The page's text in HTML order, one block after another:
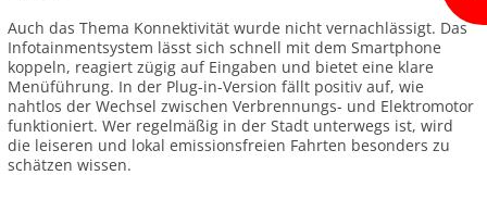
Auch das Thema Konnektivität wurde nicht vernachlässigt. Das
Infotainmentsystem lässt sich schnell mit dem Smartphone
koppeln, reagiert zügig auf Eingaben und bietet eine klare
Menüführung. In der Plug-in-Version fällt positiv auf, wie
nahtlos der Wechsel zwischen Verbrennungs- und Elektromotor
funktioniert. Wer regelmäßig in der Stadt unterwegs ist, wird
die leiseren und lokal emissionsfreien Fahrten besonders zu
schätzen wissen.